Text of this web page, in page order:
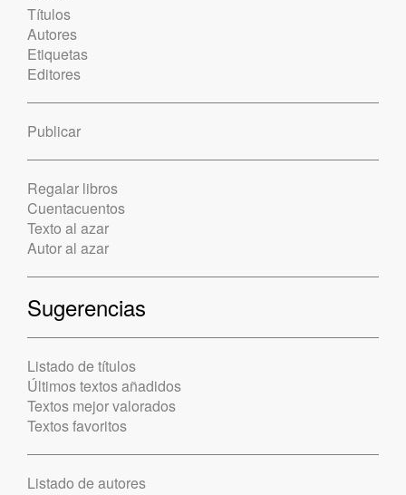
Títulos
Autores
Etiquetas
Editores
Publicar
Regalar libros
Cuentacuentos
Texto al azar
Autor al azar
Sugerencias
Listado de títulos
Últimos textos añadidos
Textos mejor valorados
Textos favoritos
Listado de autores